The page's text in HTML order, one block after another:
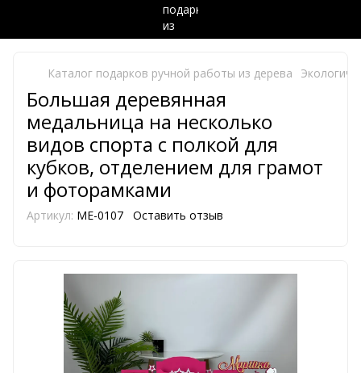
Каталог подарков ручной работы из дерева
Большая деревянная
медальница на несколько
видов спорта с полкой для
кубков, отделением для грамот
и фоторамками
Артикул: ME-0107 Оставить отзыв